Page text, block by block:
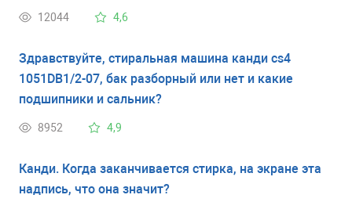
полоскает, и не сливает воду.При этом в конце при
высвечивается ЕОЭ(в конце перевернутая Е).Что
это значит?
12044 4,6
Здравствуйте, стиральная машина канди cs4
1051DB1/2-07, бак разборный или нет и какие
подшипники и сальник?
8952 4,9
Канди. Когда заканчивается стирка, на экране эта
надпись, что она значит?